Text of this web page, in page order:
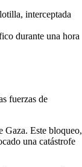
interceptada
durante una hora
fuerzas de
Gaza. Este bloqueo,
una catástrofe